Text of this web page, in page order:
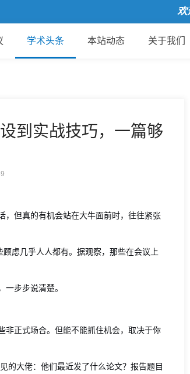
欢迎
学术头条 本站动态 关于我们
到实战技巧，一篇够
，但真的有机会站在大牛面前时，往往紧张
虑几乎人人都有。据观察，那些在会议上
步步说清楚。
非正式场合。但能不能抓住机会，取决于你
的大佬：他们最近发了什么论文？报告题目